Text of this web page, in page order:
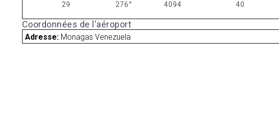
29 276° 4094 40
Coordonnées de l'aéroport
Adresse: Monagas Venezuela